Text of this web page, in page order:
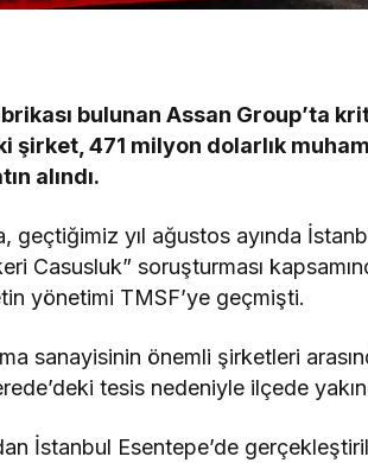
bulunan Assan Group’ta
şirket, 471 milyon dolarlık
alındı.
geçtiğimiz yıl ağustos ayında
Casusluk” soruşturması
yönetimi TMSF’ye geçmişti.
sanayisinin önemli şirketleri
tesis nedeniyle ilçede
İstanbul Esentepe’de